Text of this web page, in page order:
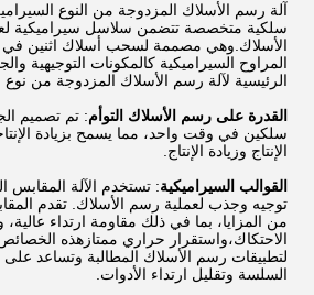
آلة رسم الأسلاك المزدوجة من النوع
سلكية متخصصة تتضمن سلاسل سيراميكية
الأسلاك.وهي مصممة لسحب أسلاك اثنين في
المراوح السيراميكية كالمكونات التوجيهية
الرئيسية لآلة رسم الأسلاك المزدوجة من
القدرة على رسم الأسلاك التوأم: تم تصميم
سلكين في وقت واحد، مما يسمح بزيادة
الإنتاج وزيادة الإنتاج.
القوالب السيراميكية: تستخدم الآلة المقابس
توجيه وجذب لعملية رسم الأسلاك. تقدم
من المزايا، بما في ذلك مقاومة ارتداء
الاحتكاك،واستقرار حراري ممتازهذه
لتطبيقات رسم الأسلاك المطالبة وتساعد
السلسة وتقليل ارتداء الأدوات.